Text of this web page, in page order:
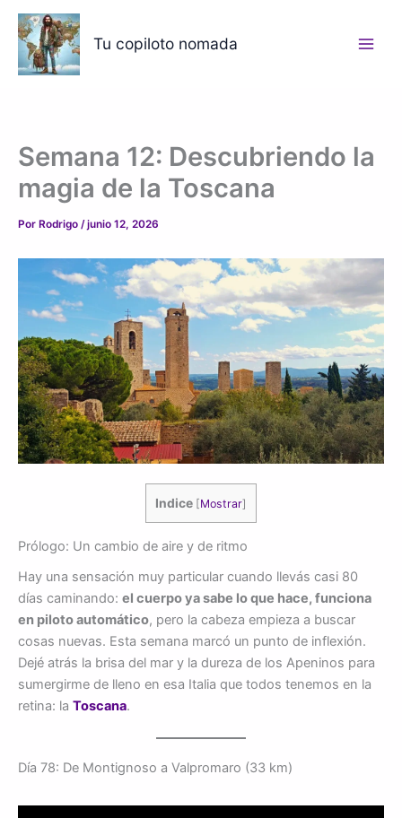
contenido
Tu copiloto nomada
Semana 12: Descubriendo la
magia de la Toscana
Por Rodrigo /junio 12, 2026
Indice [Mostrar]
Prólogo: Un cambio de aire y de ritmo
Hay una sensación muy particular cuando llevás casi 80
días caminando: el cuerpo ya sabe lo que hace, funciona
en piloto automático, pero la cabeza empieza a buscar
cosas nuevas. Esta semana marcó un punto de inflexión.
Dejé atrás la brisa del mar y la dureza de los Apeninos para
sumergirme de lleno en esa Italia que todos tenemos en la
retina: la Toscana.
Día 78: De Montignoso a Valpromaro (33 km)